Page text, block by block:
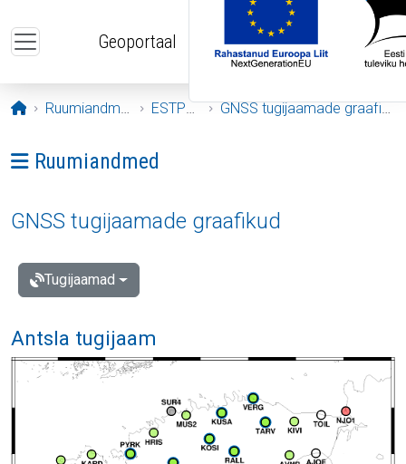
Geoportaal
Avaleht
Ruumiandmed ESTPOS GNSS tugijaamade graafikud
Ava menüü: Ruumiandmed
Ruumiandmed
GNSS tugijaamade graafikud
Tugijaamad
Antsla tugijaam